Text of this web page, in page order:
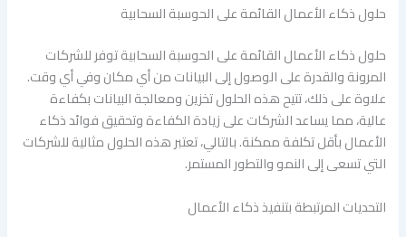
حلول ذكاء الأعمال القائمة على الحوسبة السحابية
حلول ذكاء الأعمال القائمة على الحوسبة السحابية توفر للشركات
المرونة والقدرة على الوصول إلى البيانات من أي مكان وفي أي وقت.
علاوة على ذلك، تتيح هذه الحلول تخزين ومعالجة البيانات بكفاءة
عالية، مما يساعد الشركات على زيادة الكفاءة وتحقيق فوائد ذكاء
الأعمال بأقل تكلفة ممكنة. بالتالي، تعتبر هذه الحلول مثالية للشركات
التي تسعى إلى النمو والتطور المستمر.
التحديات المرتبطة بتنفيذ ذكاء الأعمال